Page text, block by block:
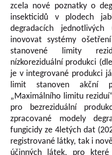
zcela nové poznatky o
insekticidů v plodech
degradacích
inovovat systémy
stanovené limity
nízkoreziduální produkci
je v integrované produkci
limit stanoven akční
„Maximálního limitu
pro bezreziduální
zpracované modely
fungicidy ze 4letých dat
registrované látky, tak i
účinných látek, pro